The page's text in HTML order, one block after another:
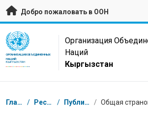
Перейти к основному содержанию
Добро пожаловать в ООН
UN Logo
ОРГАНИЗАЦИЯ ОБЪЕДИНЕННЫХ
НАЦИЙ
КЫРГЫЗСТАН
Организация
Наций
Кыргызстан
Навигационная цепочка
Главная / Ресурсы / Публикации /